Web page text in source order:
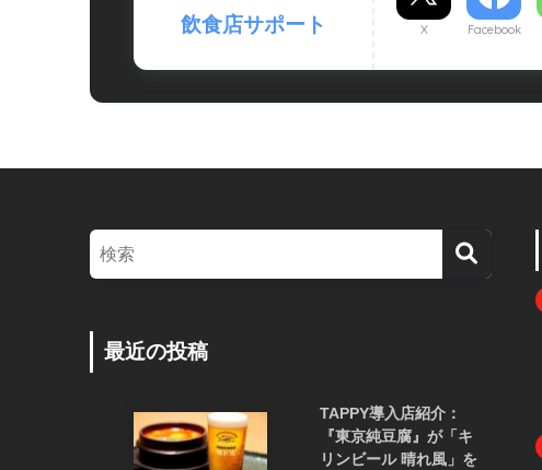
飲食店サポート X Facebook
最近の投稿
TAPPY導入店紹介：
『東京純豆腐』が「キ
リンビール 晴れ風」を